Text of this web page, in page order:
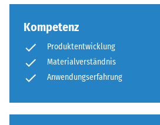
Kompetenz
Produktentwicklung
Materialverständnis
Anwendungserfahrung